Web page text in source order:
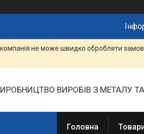
не може швидко обробляти
ВИРОБІВ З МЕТАЛУ
Головна